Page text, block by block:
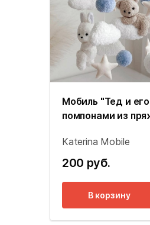
Мобиль "Тед и
помпонами из
Katerina Mobile
200 руб.
В корзину